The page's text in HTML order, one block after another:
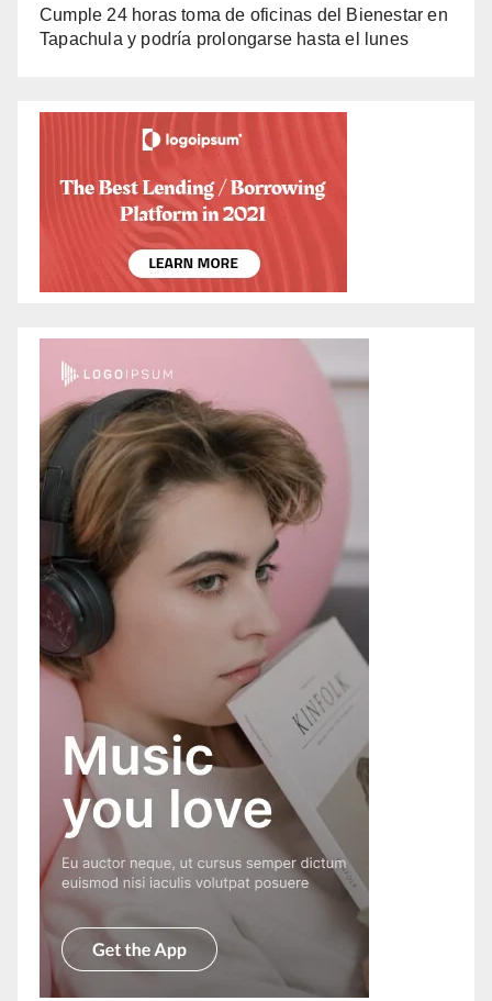
Cumple 24 horas toma de oficinas del Bienestar en
Tapachula y podría prolongarse hasta el lunes